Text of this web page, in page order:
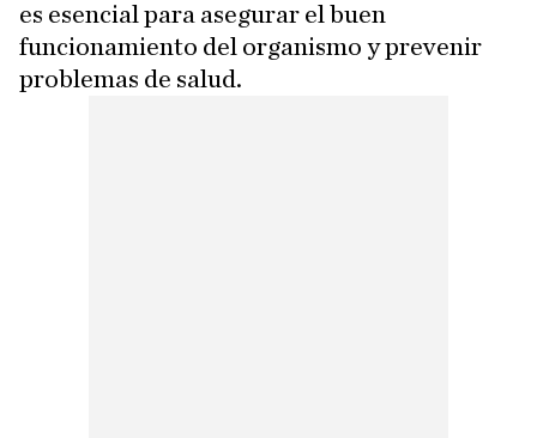
es esencial para asegurar el buen
funcionamiento del organismo y prevenir
problemas de salud.